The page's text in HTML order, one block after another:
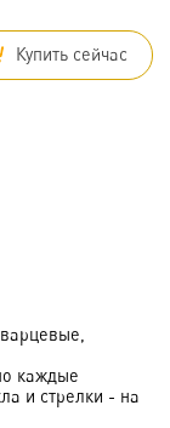
Купить сейчас
каждые
и стрелки - на